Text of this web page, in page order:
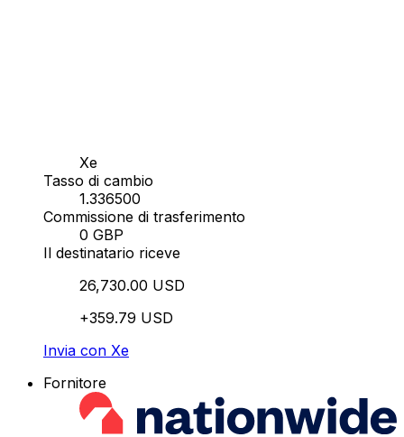
Xe
Tasso di cambio
1.336500
Commissione di trasferimento
0 GBP
Il destinatario riceve
26,730.00 USD
+359.79 USD
Invia con Xe
Fornitore